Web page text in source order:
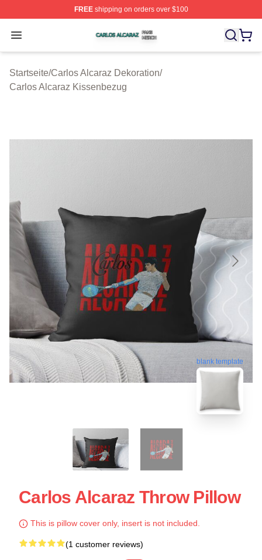
FREEshipping on orders over $100
Open menu
Carlos Alcaraz Shop ⚡️ Officially Licensed Carlos
Startseite/Carlos Alcaraz Dekoration/
Carlos Alcaraz Kissenbezug
blank template
Carlos Alcaraz Throw Pillow
This is pillow cover only, insert is not included.
(1 customer reviews)